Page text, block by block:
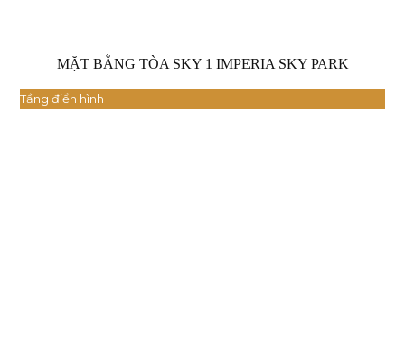
MẶT BẰNG TÒA SKY 1 IMPERIA SKY PARK
Tầng điển hình